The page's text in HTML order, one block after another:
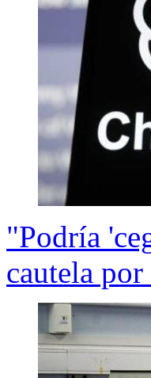
"Podría
cautela